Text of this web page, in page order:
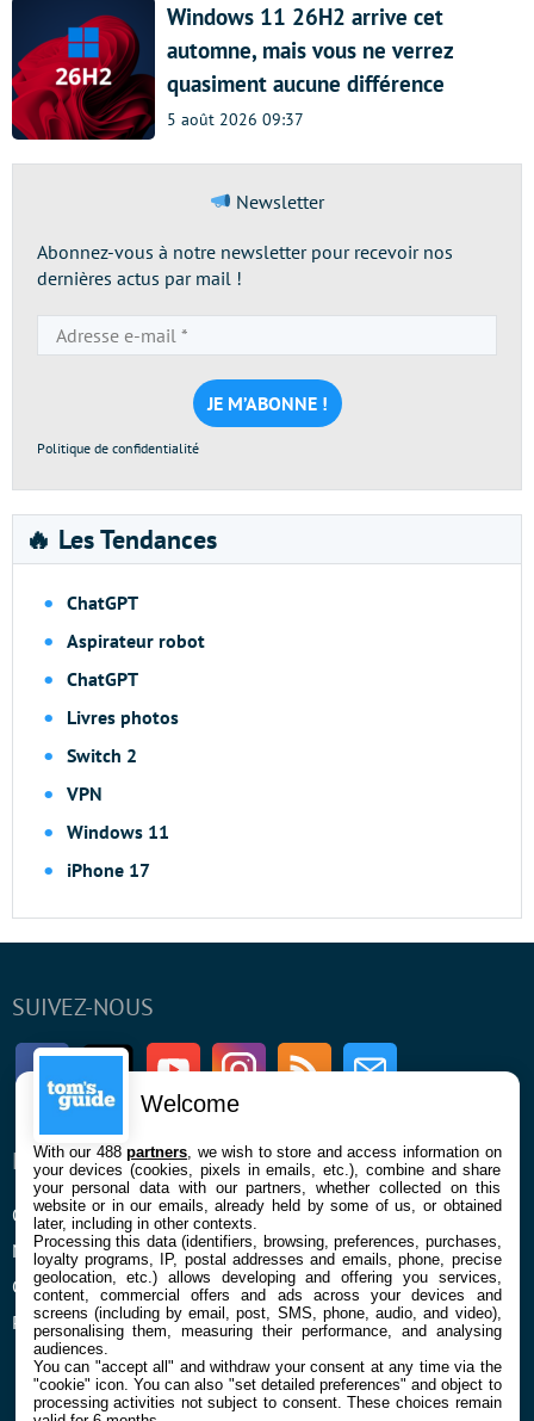
Windows 11 26H2 arrive cet
automne, mais vous ne verrez
quasiment aucune différence
5 août 2026 09:37
Newsletter
Abonnez-vous à notre newsletter pour recevoir nos
dernières actus par mail !
e-
mail
*
Politique de confidentialité
🔥 Les Tendances
ChatGPT
Aspirateur robot
ChatGPT
Livres photos
Switch 2
VPN
Windows 11
iPhone 17
SUIVEZ-NOUS
FacebookTwitter Youtube InstagramRSS Newsletter
ENTREPRISE
Qui sommes nous
Mentions légales et CGU
Confidentialité et Cookies
Préférences cookies
À PROPOS
La rédaction
Contact
Welcome
With our 488partners , we wish to store and access information on
your devices (cookies, pixels in emails, etc.), combine and share
your personal data with our partners, whether collected on this
website or in our emails, already held by some of us, or obtained
later, including in other contexts.
Processing this data (identifiers, browsing, preferences, purchases,
loyalty programs, IP, postal addresses and emails, phone, precise
geolocation, etc.) allows developing and offering you services,
content, commercial offers and ads across your devices and
screens (including by email, post, SMS, phone, audio, and video),
personalising them, measuring their performance, and analysing
audiences.
You can "accept all" and withdraw your consent at any time via the
"cookie" icon. You can also "set detailed preferences" and object to
processing activities not subject to consent. These choices remain